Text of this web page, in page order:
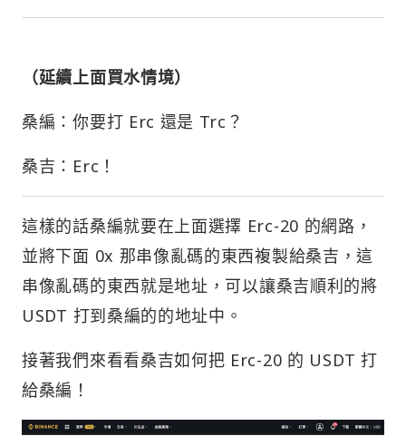
（延續上面買水情境）
桑編：你要打 Erc 還是 Trc？
桑吉：Erc！
這樣的話桑編就要在上面選擇 Erc-20 的網路，
並將下面 0x 那串像亂碼的東西複製給桑吉，這
串像亂碼的東西就是地址，可以讓桑吉順利的將
USDT 打到桑編的的地址中。
接著我們來看看桑吉如何把 Erc-20 的 USDT 打
給桑編！